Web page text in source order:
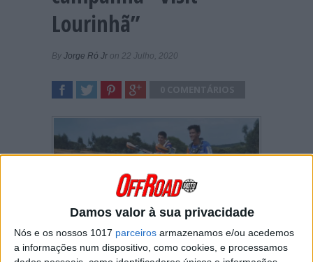
Damos valor à sua privacidade
Nós e os nossos 1017 parceiros armazenamos e/ou acedemos
a informações num dispositivo, como cookies, e processamos
Lourinhã”
By Jorge Ró Jr on 22 Julho, 2020
Fábio Costa e Alex Almeida são os
protagonistas de um vídeo que visa promover